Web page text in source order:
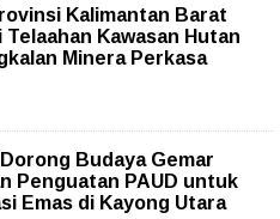
Kalimantan Barat
Kawasan Hutan
Minera Perkasa
Budaya Gemar
Penguatan PAUD untuk
Emas di Kayong Utara